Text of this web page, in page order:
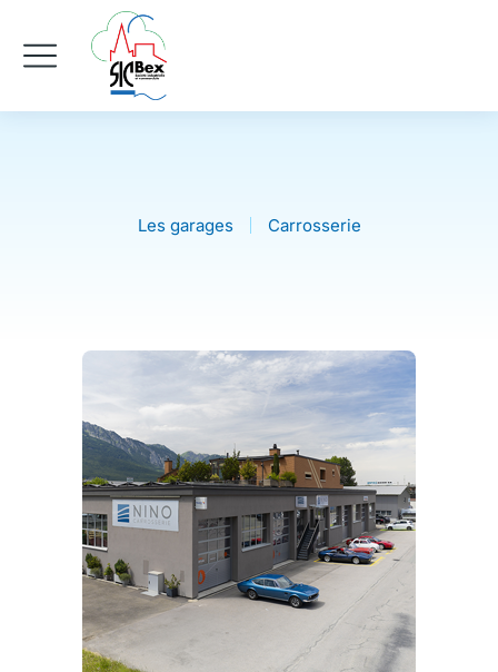
Les garages Carrosserie